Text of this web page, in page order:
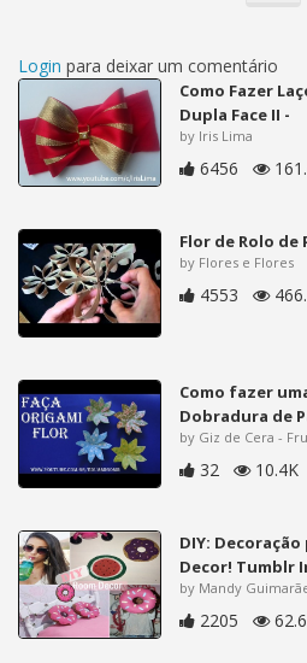
Login para deixar um comentário
Como Fazer
Dupla Face II -
by Iris Lima
6456
Flor de Rolo de
by Flores e Flores
4553
Como fazer
Dobradura de
by Giz de Cera -
32 10.4K
DIY:
Decor! Tumblr
by Mandy
2205